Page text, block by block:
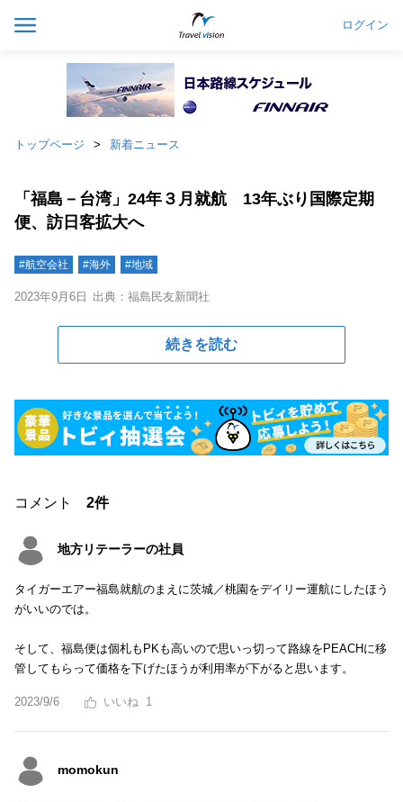
ログイン
トップページ 新着ニュース
「福島－台湾」24年３月就航 13年ぶり国際定期
便、訪日客拡大へ
#航空会社 #海外 #地域
2023年9月6日 出典：福島民友新聞社
続きを読む
コメント 2件
地方リテーラーの社員
タイガーエアー福島就航のまえに茨城／桃園をデイリー運航にしたほう
がいいのでは。
そして、福島便は個札もPKも高いので思いっ切って路線をPEACHに移
管してもらって価格を下げたほうが利用率が下がると思います。
2023/9/6 1
momokun